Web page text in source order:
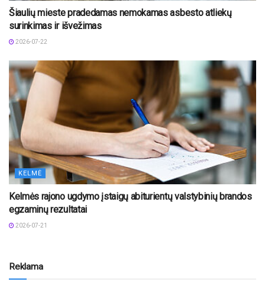
Šiaulių mieste pradedamas nemokamas asbesto atliekų
surinkimas ir išvežimas
2026-07-22
KELMĖ
Kelmės rajono ugdymo įstaigų abiturientų valstybinių brandos
egzaminų rezultatai
2026-07-21
Reklama